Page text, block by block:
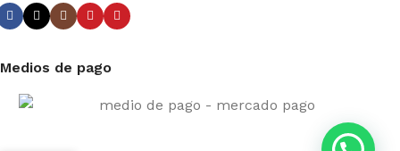
Medios de pago